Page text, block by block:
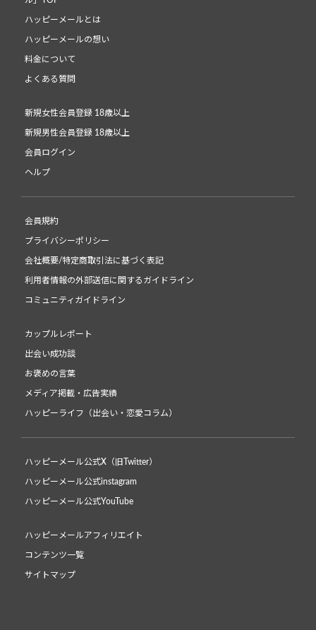
ハッピーメールとは
ハッピーメールの想い
料金について
よくある質問
新規女性会員登録 18歳以上
新規男性会員登録 18歳以上
会員ログイン
ヘルプ
会員規約
プライバシーポリシー
会社概要/特定商取引法に基づく表記
利用者情報の外部送信に関するガイドライン
コミュニティガイドライン
カップルレポート
出会い成功談
お褒めの言葉
メディア掲載・広告実績
ハッピーライフ（出会い・恋愛コラム）
ハッピーメール公式X（旧Twitter）
ハッピーメール公式instagram
ハッピーメール公式YouTube
ハッピーメールアフィリエイト
コンテンツ一覧
サイトマップ